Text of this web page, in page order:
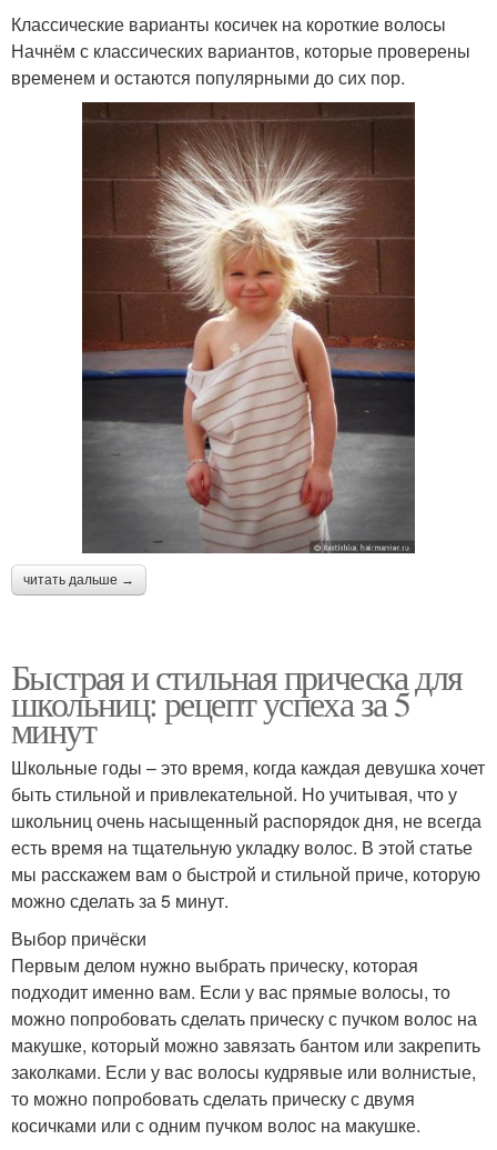
Классические варианты косичек на короткие волосы
Начнём с классических вариантов, которые проверены
временем и остаются популярными до сих пор.
читать дальше →
Быстрая и стильная прическа для
школьниц: рецепт успеха за 5
минут
Школьные годы – это время, когда каждая девушка хочет
быть стильной и привлекательной. Но учитывая, что у
школьниц очень насыщенный распорядок дня, не всегда
есть время на тщательную укладку волос. В этой статье
мы расскажем вам о быстрой и стильной приче, которую
можно сделать за 5 минут.
Выбор причёски
Первым делом нужно выбрать прическу, которая
подходит именно вам. Если у вас прямые волосы, то
можно попробовать сделать прическу с пучком волос на
макушке, который можно завязать бантом или закрепить
заколками. Если у вас волосы кудрявые или волнистые,
то можно попробовать сделать прическу с двумя
косичками или с одним пучком волос на макушке.